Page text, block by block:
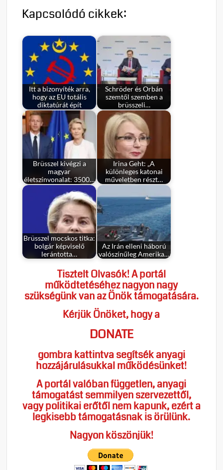
Kapcsolódó cikkek:
Itt a bizonyíték arra,
hogy az EU totális
diktatúrát épít
Schröder és Orbán
szemtől szemben a
brüsszeli…
Brüsszel kivégzi a
magyar
életszínvonalat: 3500…
Irina Geht: „A
különleges katonai
műveletben részt…
Brüsszel mocskos titka:
bolgár képviselő
lerántotta…
Az Irán elleni háború
valószínűleg Amerika…
Tisztelt Olvasók! A portál
működtetéséhez nagyon nagy
szükségünk van az Önök támogatására.
Kérjük Önöket, hogy a
DONATE
gombra kattintva segítsék anyagi
hozzájárulásukkal működésünket!
A portál valóban független, anyagi
támogatást semmilyen szervezettől,
vagy politikai erőtől nem kapunk, ezért a
legkisebb támogatásnak is örülünk.
Nagyon köszönjük!